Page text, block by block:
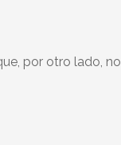
por otro lado,